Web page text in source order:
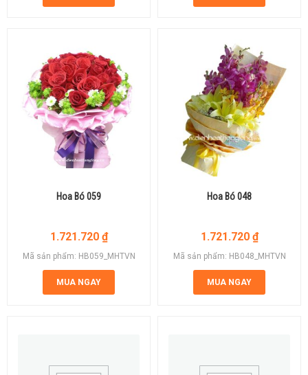
Hoa Bó 059
1.721.720 ₫
Mã sản phẩm: HB059_MHTVN
MUA NGAY
Hoa Bó 048
1.721.720 ₫
Mã sản phẩm: HB048_MHTVN
MUA NGAY